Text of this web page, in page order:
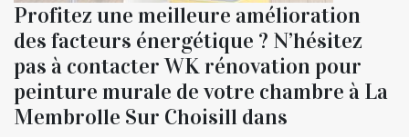
Profitez une meilleure amélioration
des facteurs énergétique ? N’hésitez
pas à contacter WK rénovation pour
peinture murale de votre chambre à La
Membrolle Sur Choisill dans